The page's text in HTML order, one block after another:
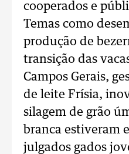
cooperados e
Temas como
produção de
transição das
Campos Gerais,
de leite Frísia,
silagem de grão
branca estiveram
julgados gados